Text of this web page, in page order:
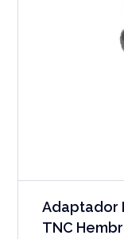
Adaptador
TNC